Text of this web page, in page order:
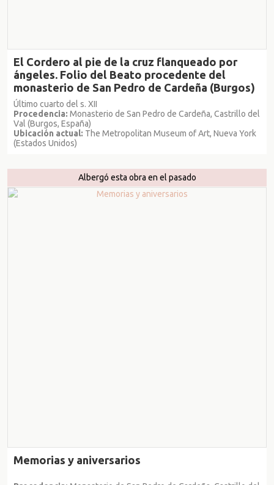
El Cordero al pie de la cruz flanqueado por
ángeles. Folio del Beato procedente del
monasterio de San Pedro de Cardeña (Burgos)
Último cuarto del s. XII
Procedencia: Monasterio de San Pedro de Cardeña, Castrillo del
Val (Burgos, España)
Ubicación actual: The Metropolitan Museum of Art, Nueva York
(Estados Unidos)
Albergó esta obra en el pasado
Memorias y aniversarios